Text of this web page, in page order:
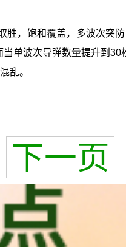
，饱和覆盖，多波次突
单波次导弹数量提升到30
乱。
下一页